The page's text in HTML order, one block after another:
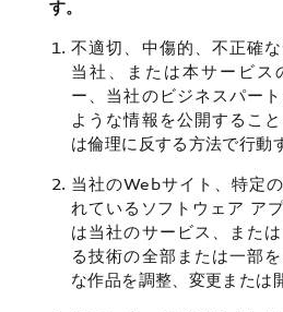
す。
不適切、中傷的、不正確
当社、または本サービス
ー、当社のビジネスパー
ような情報を公開するこ
は倫理に反する方法で行動
当社のWebサイト、特定
れているソフトウェア ア
は当社のサービス、また
る技術の全部または一部
な作品を調整、変更または